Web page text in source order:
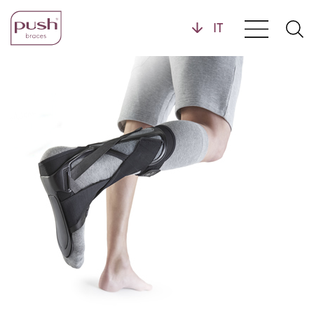
Home
Prodotti
Profili tutori
Polsiere
Tutori per la mano
Cavigliere
Tutori per il piede
Ginocchiere
Tutori lombari